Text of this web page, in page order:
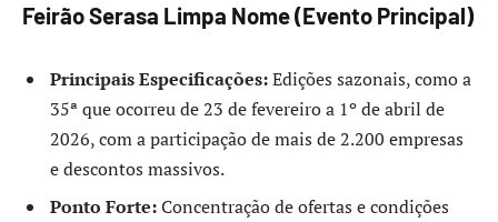
Feirão Serasa Limpa Nome (Evento Principal)
Principais Especificações:Edições sazonais, como a
35ª que ocorreu de 23 de fevereiro a 1º de abril de
2026, com a participação de mais de 2.200 empresas
e descontos massivos.
Ponto Forte:Concentração de ofertas e condições